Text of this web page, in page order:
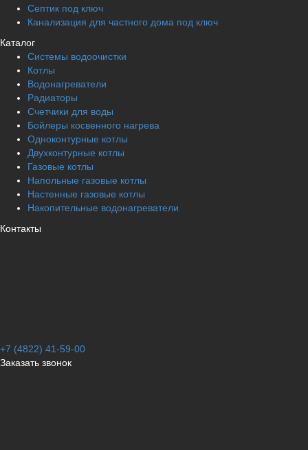
Септик под ключ
Канализация для частного дома под ключ
Каталог
Системы водоочистки
Котлы
Водонагреватели
Радиаторы
Cчетчики для воды
Бойлеры косвенного нагрева
Одноконтурные котлы
Двухконтурные котлы
Газовые котлы
Напольные газовые котлы
Настенные газовые котлы
Накопительные водонагреватели
Контакты
+7 (4822) 41-59-00
Заказать звонок